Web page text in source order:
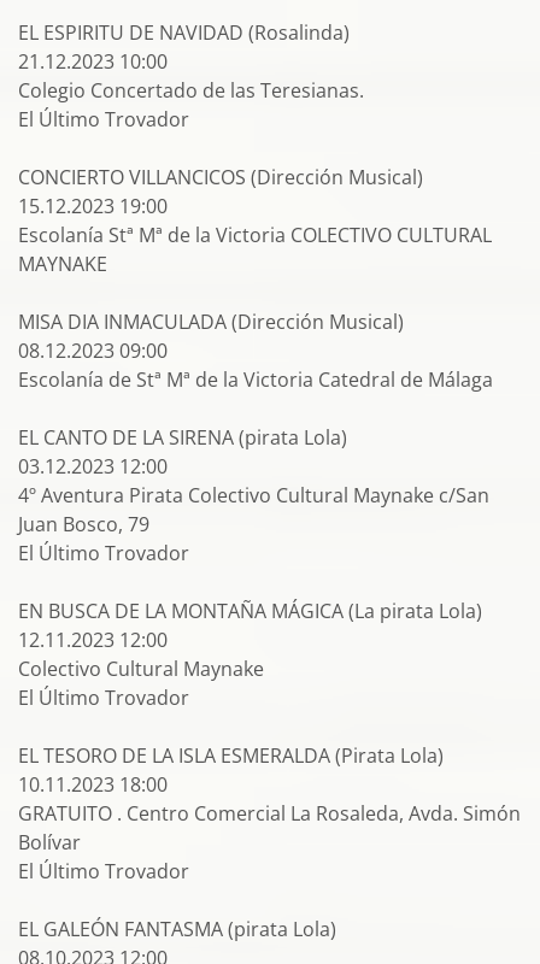
EL ESPIRITU DE NAVIDAD (Rosalinda)
21.12.2023 10:00
Colegio Concertado de las Teresianas.
El Último Trovador
CONCIERTO VILLANCICOS (Dirección Musical)
15.12.2023 19:00
Escolanía Stª Mª de la Victoria COLECTIVO CULTURAL
MAYNAKE
MISA DIA INMACULADA (Dirección Musical)
08.12.2023 09:00
Escolanía de Stª Mª de la Victoria Catedral de Málaga
EL CANTO DE LA SIRENA (pirata Lola)
03.12.2023 12:00
4º Aventura Pirata Colectivo Cultural Maynake c/San
Juan Bosco, 79
El Último Trovador
EN BUSCA DE LA MONTAÑA MÁGICA (La pirata Lola)
12.11.2023 12:00
Colectivo Cultural Maynake
El Último Trovador
EL TESORO DE LA ISLA ESMERALDA (Pirata Lola)
10.11.2023 18:00
GRATUITO . Centro Comercial La Rosaleda, Avda. Simón
Bolívar
El Último Trovador
EL GALEÓN FANTASMA (pirata Lola)
08.10.2023 12:00